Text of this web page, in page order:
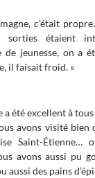
c’était
étaient
de jeunesse, on a
il faisait froid. »
a été excellent à
avons visité bien
Saint-Étienne…
avons aussi pu
des pains